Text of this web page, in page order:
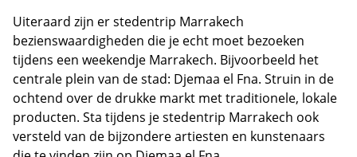
Uiteraard zijn er stedentrip Marrakech
bezienswaardigheden die je echt moet bezoeken
tijdens een weekendje Marrakech. Bijvoorbeeld het
centrale plein van de stad: Djemaa el Fna. Struin in de
ochtend over de drukke markt met traditionele, lokale
producten. Sta tijdens je stedentrip Marrakech ook
versteld van de bijzondere artiesten en kunstenaars